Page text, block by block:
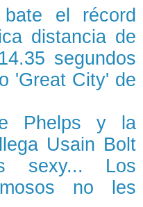
el récord
distancia de
segundos
'Great City' de
Phelps y la
Usain Bolt
sexy... Los
no les